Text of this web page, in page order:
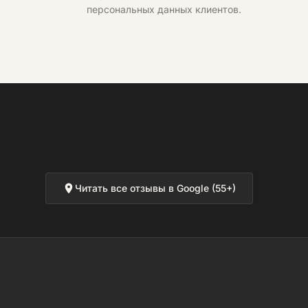
персональных данных клиентов.
Читать все отзывы в Google (55+)